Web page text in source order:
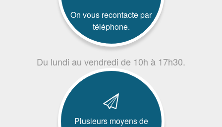
On vous recontacte par
téléphone.
Du lundi au vendredi de 10h à 17h30.
Plusieurs moyens de